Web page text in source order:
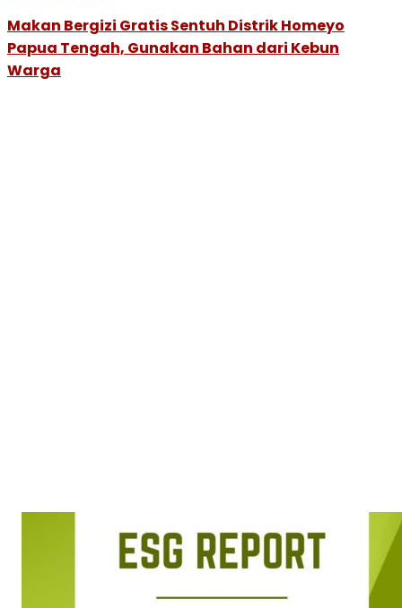
Makan Bergizi Gratis Sentuh Distrik Homeyo
Papua Tengah, Gunakan Bahan dari Kebun
Warga